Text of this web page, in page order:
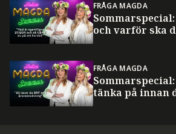
FRÅGA MAGDA
Sommarspecial:
och varför ska
FRÅGA MAGDA
tänka på innan